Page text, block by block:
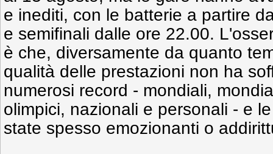
e inediti, con le batterie a partire
e semifinali dalle ore 22.00.
è che, diversamente da quanto
qualità delle prestazioni non ha
numerosi record - mondiali,
olimpici, nazionali e personali - e
state spesso emozionanti o